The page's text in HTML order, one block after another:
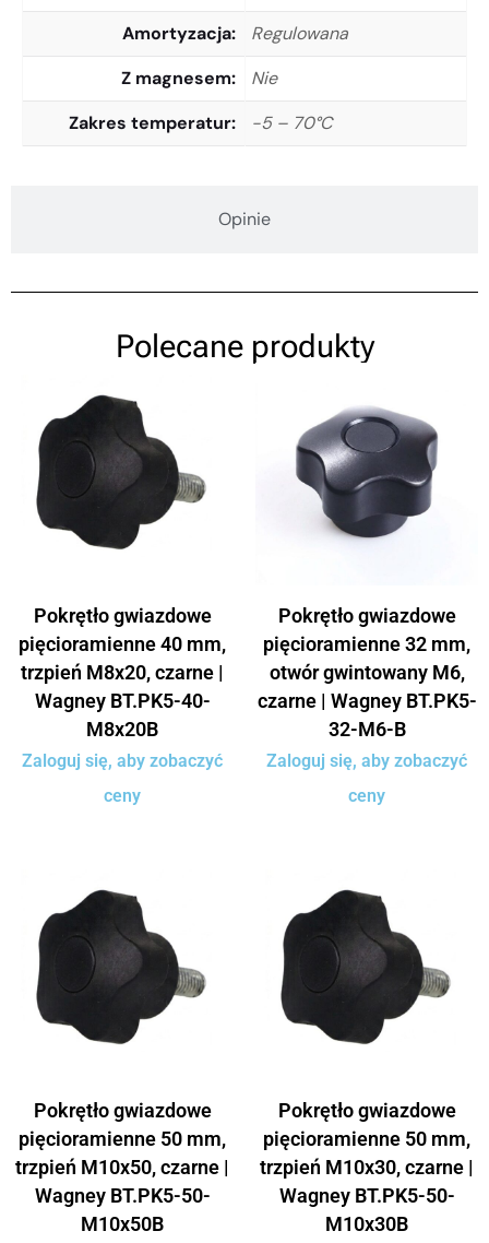
Opinie
Amortyzacja
Regulowana
Z magnesem
Nie
Zakres temperatur
-5 – 70°C
Polecane produkty
Pokrętło gwiazdowe
pięcioramienne 40 mm,
trzpień M8x20, czarne |
Wagney BT.PK5-40-
M8x20B
Zaloguj się, aby zobaczyć
ceny
Pokrętło gwiazdowe
pięcioramienne 32 mm,
otwór gwintowany M6,
czarne | Wagney BT.PK5-
32-M6-B
Zaloguj się, aby zobaczyć
ceny
Pokrętło gwiazdowe
pięcioramienne 50 mm,
trzpień M10x50, czarne |
Wagney BT.PK5-50-
M10x50B
Pokrętło gwiazdowe
pięcioramienne 50 mm,
trzpień M10x30, czarne |
Wagney BT.PK5-50-
M10x30B